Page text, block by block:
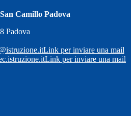
Camillo Padova
Padova
Link per inviare una mail
Link per inviare una mail